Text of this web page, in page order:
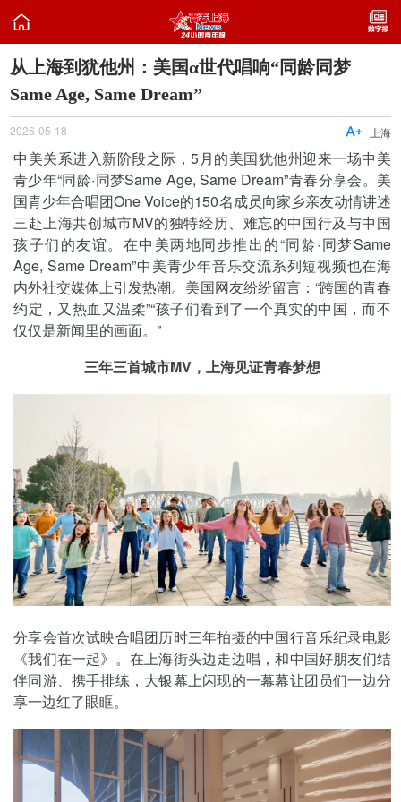

从上海到犹他州：美国α世代唱响“同龄同梦
Same Age, Same Dream”
2026-05-18 上海

中美关系进入新阶段之际，5月的美国犹他州迎来一场中美
青少年“同龄·同梦Same Age, Same Dream”青春分享会。美
国青少年合唱团One Voice的150名成员向家乡亲友动情讲述
三赴上海共创城市MV的独特经历、难忘的中国行及与中国
孩子们的友谊。在中美两地同步推出的“同龄·同梦Same
Age, Same Dream”中美青少年音乐交流系列短视频也在海
内外社交媒体上引发热潮。美国网友纷纷留言：“跨国的青春
约定，又热血又温柔”“孩子们看到了一个真实的中国，而不
仅仅是新闻里的画面。”
三年三首城市MV，上海见证青春梦想
分享会首次试映合唱团历时三年拍摄的中国行音乐纪录电影
《我们在一起》。在上海街头边走边唱，和中国好朋友们结
伴同游、携手排练，大银幕上闪现的一幕幕让团员们一边分
享一边红了眼眶。